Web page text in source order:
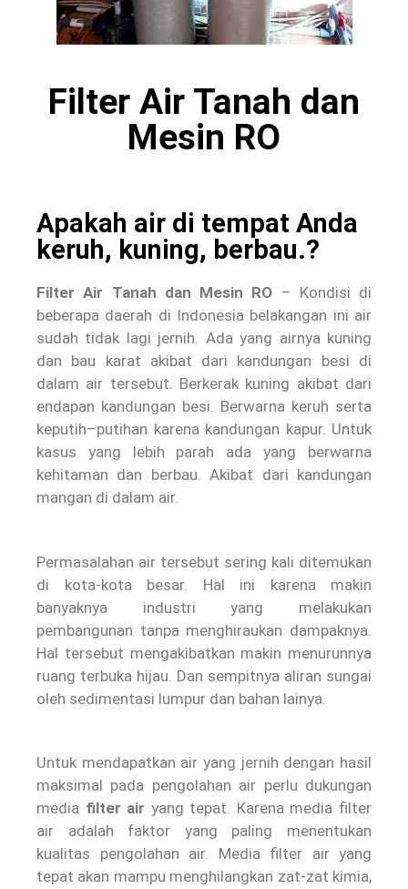
Filter Air Tanah dan
Mesin RO
Apakah air di tempat Anda
keruh, kuning, berbau.?
Filter Air Tanah dan Mesin RO – Kondisi di
beberapa daerah di Indonesia belakangan ini air
sudah tidak lagi jernih. Ada yang airnya kuning
dan bau karat akibat dari kandungan besi di
dalam air tersebut. Berkerak kuning akibat dari
endapan kandungan besi. Berwarna keruh serta
keputih–putihan karena kandungan kapur. Untuk
kasus yang lebih parah ada yang berwarna
kehitaman dan berbau. Akibat dari kandungan
mangan di dalam air.
Permasalahan air tersebut sering kali ditemukan
di kota-kota besar. Hal ini karena makin
banyaknya industri yang melakukan
pembangunan tanpa menghiraukan dampaknya.
Hal tersebut mengakibatkan makin menurunnya
ruang terbuka hijau. Dan sempitnya aliran sungai
oleh sedimentasi lumpur dan bahan lainya.
Untuk mendapatkan air yang jernih dengan hasil
maksimal pada pengolahan air perlu dukungan
media filter air yang tepat. Karena media filter
air adalah faktor yang paling menentukan
kualitas pengolahan air. Media filter air yang
tepat akan mampu menghilangkan zat-zat kimia,